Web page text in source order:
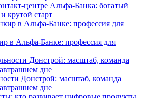
центре Альфа-Банка: богатый
крутой старт
в Альфа-Банке: профессия для
Донстрой: масштаб, команда
дне